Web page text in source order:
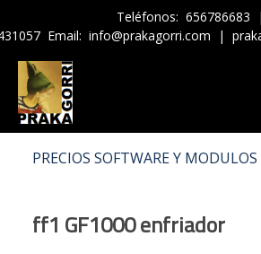
Teléfonos: 656786683 |
Email: info@prakagorri.com |
PRECIOS SOFTWARE Y MODULOS
ff1 GF1000 enfriador